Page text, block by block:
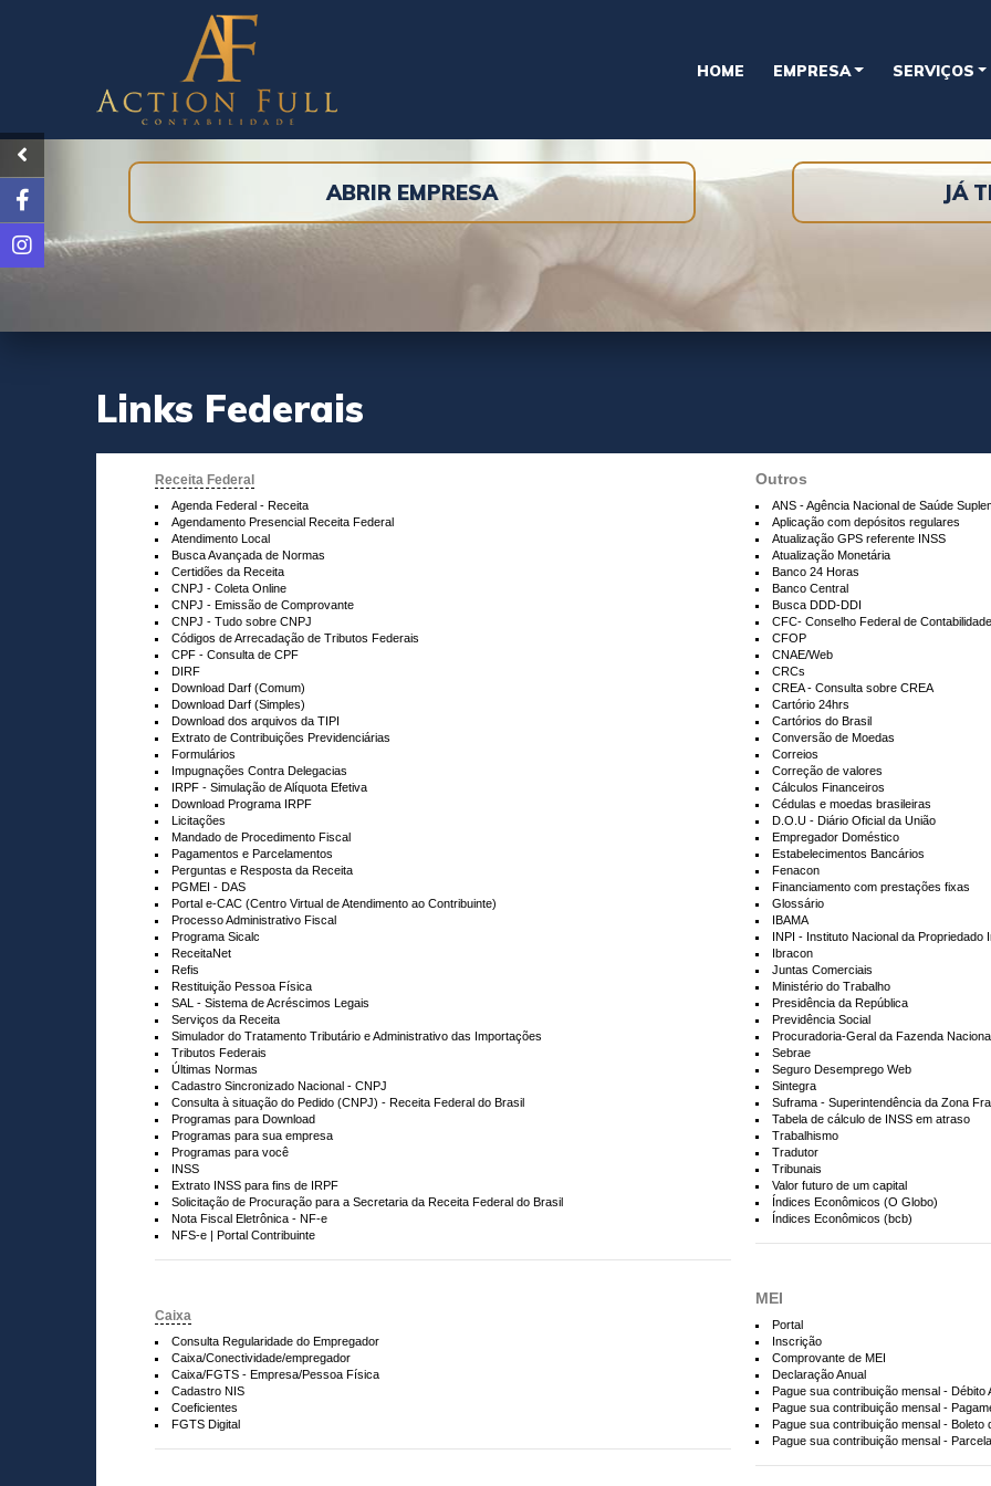
HOME EMPRESA SERVIÇOS
ABRIR EMPRESA JÁ
Links Federais
Receita Federal
Agenda Federal - Receita
Agendamento Presencial Receita Federal
Atendimento Local
Busca Avançada de Normas
Certidões da Receita
CNPJ - Coleta Online
CNPJ - Emissão de Comprovante
CNPJ - Tudo sobre CNPJ
Códigos de Arrecadação de Tributos Federais
CPF - Consulta de CPF
DIRF
Download Darf (Comum)
Download Darf (Simples)
Download dos arquivos da TIPI
Extrato de Contribuições Previdenciárias
Formulários
Impugnações Contra Delegacias
IRPF - Simulação de Alíquota Efetiva
Download Programa IRPF
Licitações
Mandado de Procedimento Fiscal
Pagamentos e Parcelamentos
Perguntas e Resposta da Receita
PGMEI - DAS
Portal e-CAC (Centro Virtual de Atendimento ao Contribuinte)
Processo Administrativo Fiscal
Programa Sicalc
ReceitaNet
Refis
Restituição Pessoa Física
SAL - Sistema de Acréscimos Legais
Serviços da Receita
Simulador do Tratamento Tributário e Administrativo das Importações
Tributos Federais
Últimas Normas
Cadastro Sincronizado Nacional - CNPJ
Consulta à situação do Pedido (CNPJ) - Receita Federal do Brasil
Programas para Download
Programas para sua empresa
Programas para você
INSS
Extrato INSS para fins de IRPF
Solicitação de Procuração para a Secretaria da Receita Federal do Brasil
Nota Fiscal Eletrônica - NF-e
NFS-e | Portal Contribuinte
Caixa
Consulta Regularidade do Empregador
Caixa/Conectividade/empregador
Caixa/FGTS - Empresa/Pessoa Física
Cadastro NIS
Coeficientes
FGTS Digital
Outros
ANS - Agência Nacional de Saúde
Aplicação com depósitos regulares
Atualização GPS referente INSS
Atualização Monetária
Banco 24 Horas
Banco Central
Busca DDD-DDI
CFC- Conselho Federal de Contabilidade
CFOP
CNAE/Web
CRCs
CREA - Consulta sobre CREA
Cartório 24hrs
Cartórios do Brasil
Conversão de Moedas
Correios
Correção de valores
Cálculos Financeiros
Cédulas e moedas brasileiras
D.O.U - Diário Oficial da União
Empregador Doméstico
Estabelecimentos Bancários
Fenacon
Financiamento com prestações fixas
Glossário
IBAMA
INPI - Instituto Nacional da Propriedado
Ibracon
Juntas Comerciais
Ministério do Trabalho
Presidência da República
Previdência Social
Procuradoria-Geral da Fazenda
Sebrae
Seguro Desemprego Web
Sintegra
Suframa - Superintendência da Zona
Tabela de cálculo de INSS em atraso
Trabalhismo
Tradutor
Tribunais
Valor futuro de um capital
Índices Econômicos (O Globo)
Índices Econômicos (bcb)
MEI
Portal
Inscrição
Comprovante de MEI
Declaração Anual
Pague sua contribuição mensal - Débito
Pague sua contribuição mensal -
Pague sua contribuição mensal - Boleto
Pague sua contribuição mensal -